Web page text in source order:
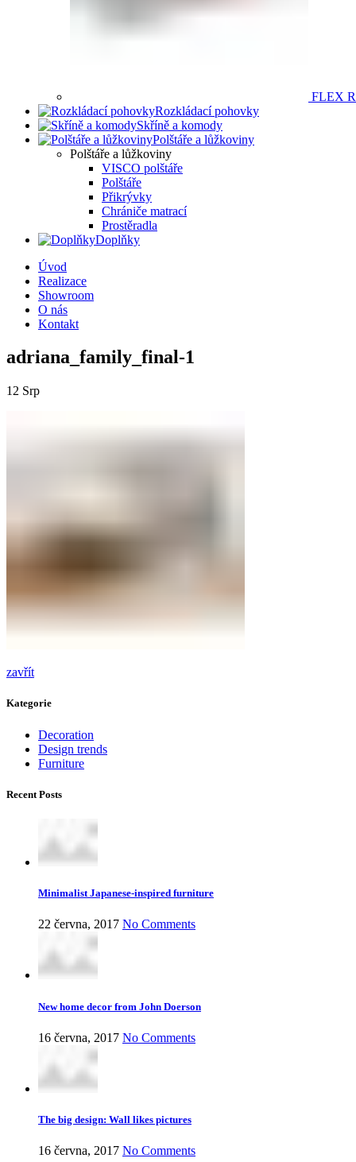
FLEX
Rozkládací pohovky
Skříně a komody
Polštáře a lůžkoviny
Polštáře a lůžkoviny
VISCO polštáře
Polštáře
Přikrývky
Chrániče matrací
Prostěradla
Doplňky
Úvod
Realizace
Showroom
O nás
Kontakt
adriana_family_final-1
12 Srp
zavřít
Kategorie
Decoration
Design trends
Furniture
Recent Posts
Minimalist Japanese-inspired furniture
22 června, 2017 No Comments
New home decor from John Doerson
16 června, 2017 No Comments
The big design: Wall likes pictures
16 června, 2017 No Comments